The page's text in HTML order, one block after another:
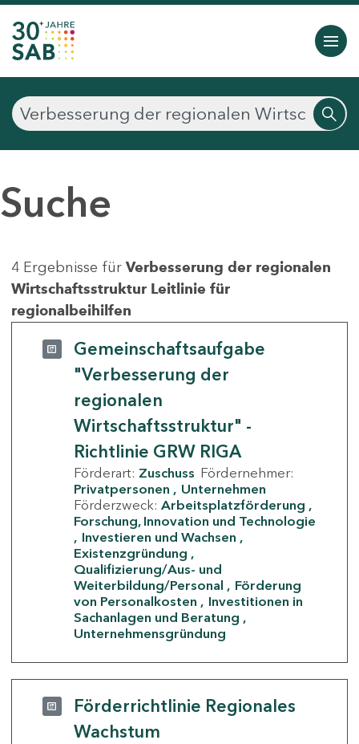
Suche
4 Ergebnisse für Verbesserung der regionalen
Wirtschaftsstruktur Leitlinie für
regionalbeihilfen
Gemeinschaftsaufgabe
"Verbesserung der
regionalen
Wirtschaftsstruktur" -
Richtlinie GRW RIGA
Förderart: Zuschuss Fördernehmer:
Privatpersonen
Unternehmen
Förderzweck: Arbeitsplatzförderung
Forschung, Innovation und Technologie
Investieren und Wachsen
Existenzgründung
Qualifizierung/Aus- und
Weiterbildung/Personal
Förderung
von Personalkosten
Investitionen in
Sachanlagen und Beratung
Unternehmensgründung
Förderrichtlinie Regionales
Wachstum